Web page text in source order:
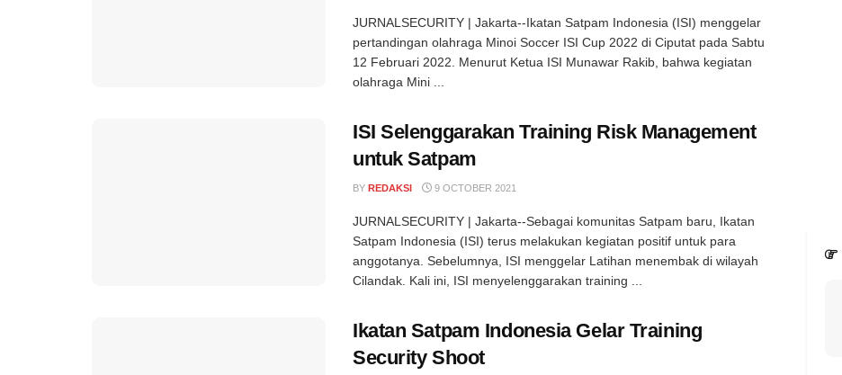
JURNALSECURITY | Jakarta--Ikatan Satpam Indonesia (ISI) menggelar
pertandingan olahraga Minoi Soccer ISI Cup 2022 di Ciputat pada Sabtu
12 Februari 2022. Menurut Ketua ISI Munawar Rakib, bahwa kegiatan
olahraga Mini ...
ISI Selenggarakan Training Risk Management
untuk Satpam
BY REDAKSI 9 OCTOBER 2021
JURNALSECURITY | Jakarta--Sebagai komunitas Satpam baru, Ikatan
Satpam Indonesia (ISI) terus melakukan kegiatan positif untuk para
anggotanya. Sebelumnya, ISI menggelar Latihan menembak di wilayah
Cilandak. Kali ini, ISI menyelenggarakan training ...
Ikatan Satpam Indonesia Gelar Training
Security Shoot